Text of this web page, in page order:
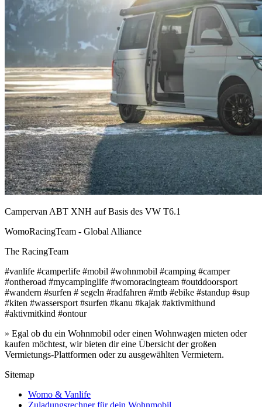
Campervan ABT XNH auf Basis des VW T6.1
WomoRacingTeam - Global Alliance
The RacingTeam
#vanlife #camperlife #mobil #wohnmobil #camping #camper
#ontheroad #mycampinglife #womoracingteam #outddoorsport
#wandern #surfen # segeln #radfahren #mtb #ebike #standup #sup
#kiten #wassersport #surfen #kanu #kajak #aktivmithund
#aktivmitkind #ontour
» Egal ob du ein Wohnmobil oder einen Wohnwagen mieten oder
kaufen möchtest, wir bieten dir eine Übersicht der großen
Vermietungs-Plattformen oder zu ausgewählten Vermietern.
Sitemap
Womo & Vanlife